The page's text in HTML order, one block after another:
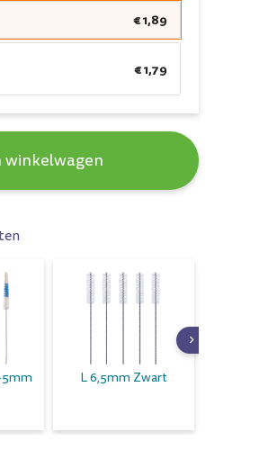
€ 1,89
€ 1,79
winkelwagen
5mm
L 6,5mm Zwart